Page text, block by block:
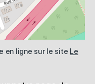
en ligne sur le site Le